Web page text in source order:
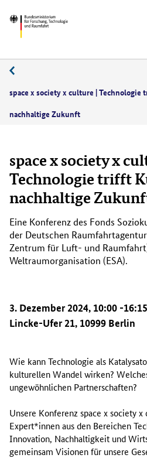
zum
(Eingabetaste)
zum
(Eingabetaste)
zur
(Eingabetaste)
BMFTR
space x society x culture |
nachhaltige Zukunft
space x society x
Technologie trifft
nachhaltige
Eine Konferenz des Fonds
der Deutschen
Zentrum für Luft- und
Weltraumorganisation (ESA).
3. Dezember 2024, 10:00 -
Lincke-Ufer 21, 10999 Berlin
Wie kann Technologie als
kulturellen Wandel wirken?
ungewöhnlichen Partnerschaften?
Unsere Konferenz space x society
Expert*innen aus den Bereichen
Innovation, Nachhaltigkeit und
gemeinsam Visionen für unsere